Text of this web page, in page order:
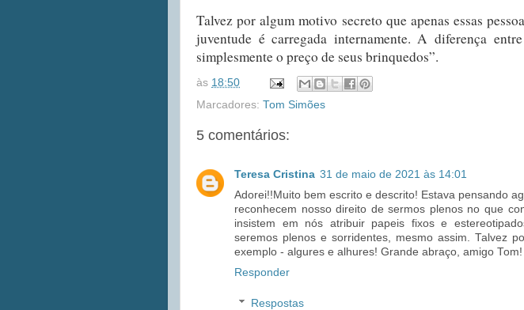
Talvez por algum motivo secreto que apenas essas
juventude é carregada internamente. A diferença
simplesmente o preço de seus brinquedos”.
às 18:50
Marcadores: Tom Simões
5 comentários:
Teresa Cristina 31 de maio de 2021 às 14:01
Adorei!!Muito bem escrito e descrito! Estava pensando
reconhecem nosso direito de sermos plenos no que
insistem em nós atribuir papeis fixos e
seremos plenos e sorridentes, mesmo assim. Talvez
exemplo - algures e alhures! Grande abraço, amigo Tom!
Responder
Respostas